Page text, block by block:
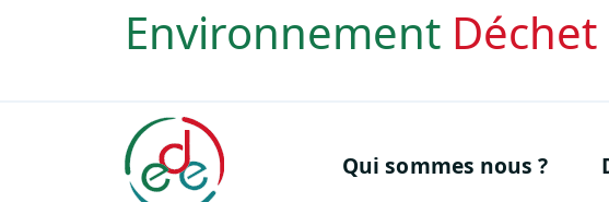
Aller au contenu principalEnvironnement Déchet
Navigation principale
Qui sommes nous ?